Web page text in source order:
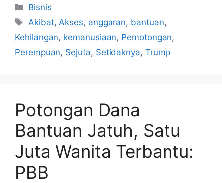
Kategori
Bisnis
Tag
Akibat,Akses, anggaran, bantuan,
Kehilangan, kemanusiaan, Pemotongan,
Perempuan, Sejuta, Setidaknya, Trump
Potongan Dana
Bantuan Jatuh, Satu
Juta Wanita Terbantu:
PBB